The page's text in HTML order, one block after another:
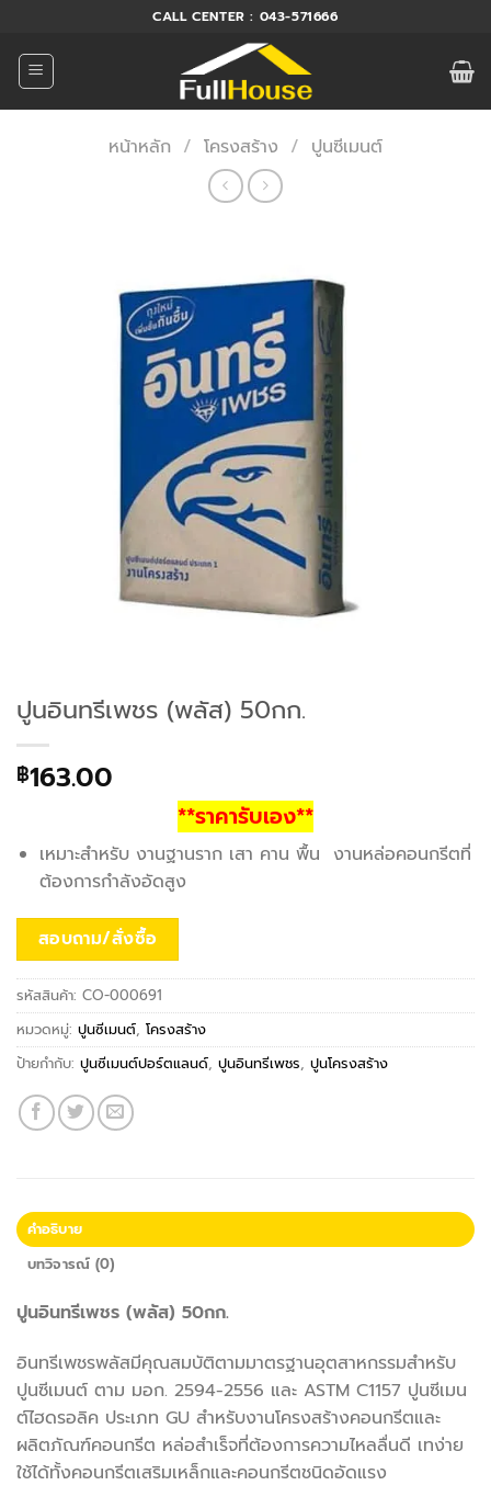
ยัง
เนื้อหา
CALL CENTER : 043-571666
หน้าหลัก / โครงสร้าง / ปูนซีเมนต์
ปูนอินทรีเพชร (พลัส) 50กก.
฿163.00
**ราคารับเอง**
เหมาะสำหรับ งานฐานราก เสา คาน พื้น งานหล่อคอนกรีตที่
ต้องการกำลังอัดสูง
สอบถาม/สั่งซื้อ
รหัสสินค้า: CO-000691
หมวดหมู่: ปูนซีเมนต์, โครงสร้าง
ป้ายกำกับ: ปูนซีเมนต์ปอร์ตแลนด์, ปูนอินทรีเพชร, ปูนโครงสร้าง
คำอธิบาย
บทวิจารณ์ (0)
ปูนอินทรีเพชร (พลัส) 50กก.
อินทรีเพชรพลัสมีคุณสมบัติตามมาตรฐานอุตสาหกรรมสำหรับ
ปูนซีเมนต์ ตาม มอก. 2594-2556 และ ASTM C1157 ปูนซีเมน
ต์ไฮดรอลิค ประเภท GU สำหรับงานโครงสร้างคอนกรีตและ
ผลิตภัณฑ์คอนกรีต หล่อสำเร็จที่ต้องการความไหลลื่นดี เทง่าย
ใช้ได้ทั้งคอนกรีตเสริมเหล็กและคอนกรีตชนิดอัดแรง